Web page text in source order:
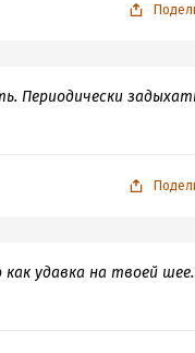
Периодически
как удавка на твоей